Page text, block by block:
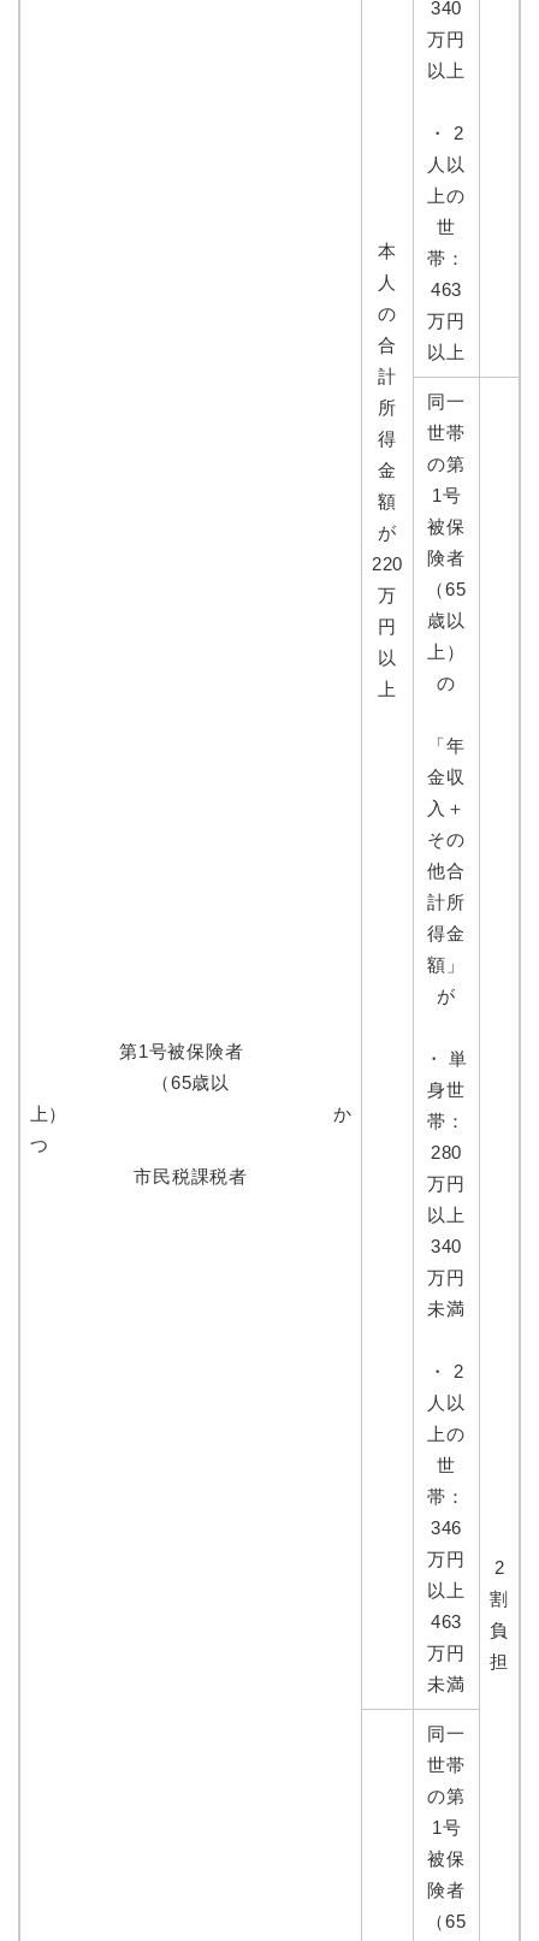
第1号被保険者
（65歳以
上） か
つ
市民税課税者
本
人
の
合
計
所
得
金
額
が
220
万
円
以
上
340
万円
以上
・ 2
人以
上の
世
帯：
463
万円
以上
同一
世帯
の第
1号
被保
険者
（65
歳以
上）
の
「年
金収
入＋
その
他合
計所
得金
額」
が
・ 単
身世
帯：
280
万円
以上
340
万円
未満
・ 2
人以
上の
世
帯：
346
万円
以上
463
万円
未満
2
割
負
担
同一
世帯
の第
1号
被保
険者
（65